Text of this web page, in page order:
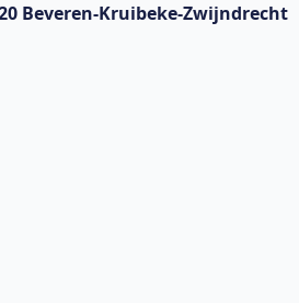
Beveren-Kruibeke-Zwijndrecht